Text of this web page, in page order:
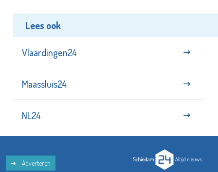
Lees ook
Vlaardingen24
Maassluis24
NL24
Adverteren